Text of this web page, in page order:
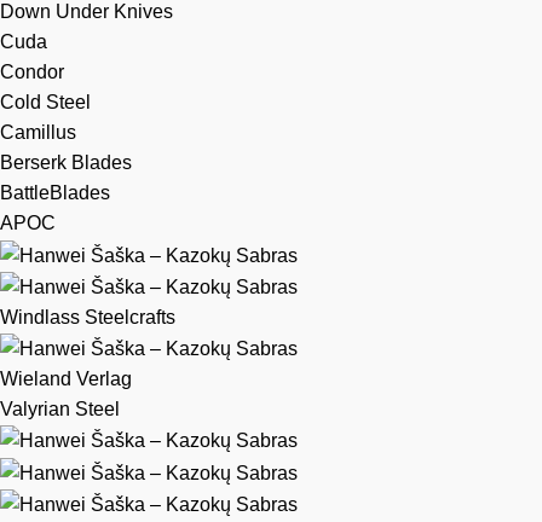
Down Under Knives
Cuda
Condor
Cold Steel
Camillus
Berserk Blades
BattleBlades
APOC
Windlass Steelcrafts
Wieland Verlag
Valyrian Steel